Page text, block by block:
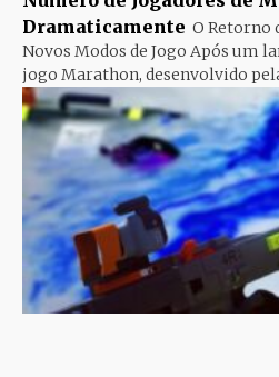
Dramaticamente O Retorno
Novos Modos de Jogo Após um
jogo Marathon, desenvolvido